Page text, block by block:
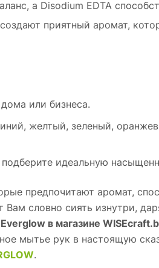
а Disodium EDTA
приятный аромат,
или бизнеса.
желтый, зеленый,
идеальную
предпочитают аромат,
Вам словно сиять изнутри,
в магазине
мытье рук в настоящую
.